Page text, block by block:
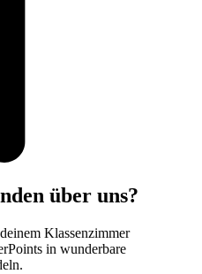
über uns?
Klassenzimmer
in wunderbare